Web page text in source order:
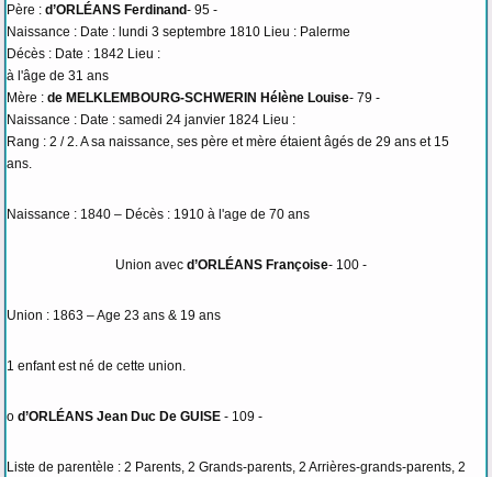
Père : d’ORLÉANS Ferdinand- 95 -
Naissance : Date : lundi 3 septembre 1810 Lieu : Palerme
Décès : Date : 1842 Lieu :
à l'âge de 31 ans
Mère : de MELKLEMBOURG-SCHWERIN Hélène Louise- 79 -
Naissance : Date : samedi 24 janvier 1824 Lieu :
Rang : 2 / 2. A sa naissance, ses père et mère étaient âgés de 29 ans et 15
ans.
Naissance : 1840 – Décès : 1910 à l'age de 70 ans
Union avec d’ORLÉANS Françoise- 100 -
Union : 1863 – Age 23 ans & 19 ans
1 enfant est né de cette union.
o d’ORLÉANS Jean Duc De GUISE - 109 -
Liste de parentèle : 2 Parents, 2 Grands-parents, 2 Arrières-grands-parents, 2